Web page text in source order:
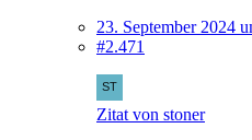
23. September 2024
#2.471
Zitat von stoner